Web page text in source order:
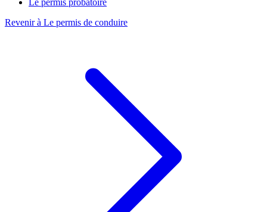
Le permis probatoire
Revenir à Le permis de conduire